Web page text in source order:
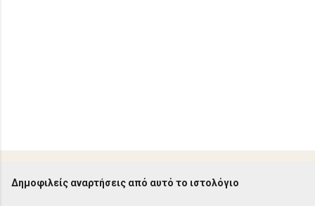
Δημοφιλείς αναρτήσεις από αυτό το ιστολόγιο